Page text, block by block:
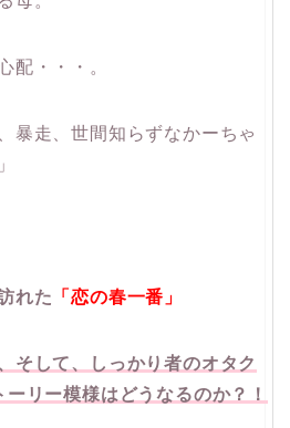
配・・・。
暴走、世間知らずなかーちゃ
れた 「恋の春一番」
そして、しっかり者のオタク
リー模様はどうなるのか？！